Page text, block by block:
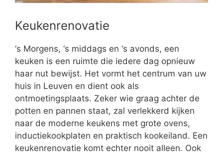
Keukenrenovatie
‘s Morgens, ‘s middags en ‘s avonds, een
keuken is een ruimte die iedere dag opnieuw
haar nut bewijst. Het vormt het centrum van uw
huis in Leuven en dient ook als
ontmoetingsplaats. Zeker wie graag achter de
potten en pannen staat, zal verlekkerd kijken
naar de moderne keukens met grote ovens,
inductiekookplaten en praktisch kookeiland. Een
keukenrenovatie komt echter nooit alleen. Ook